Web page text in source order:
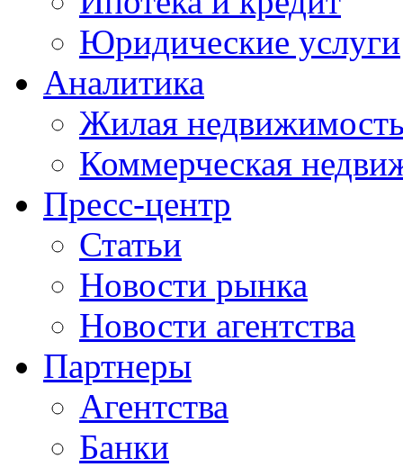
Юридические услуги
Аналитика
Жилая
Коммерческая
Пресс-центр
Статьи
Новости рынка
Новости агентства
Партнеры
Агентства
Банки